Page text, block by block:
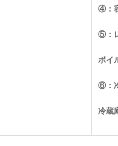
④：
⑤：
ボイ
⑥：
冷蔵